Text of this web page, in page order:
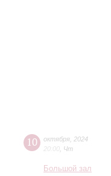
10 октября 2024
Чт
Большой зал